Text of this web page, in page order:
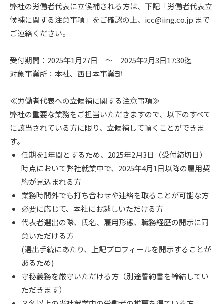
弊社の労働者代表に立候補される方は、下記「労働者代表立
候補に関する注意事項」をご確認の上、icc@iing.co.jp まで
ご連絡ください。
受付期間：2025年1月27日 ～ 2025年2月3日17:30迄
対象事業所：本社、西日本事業部
≪労働者代表への立候補に関する注意事項≫
弊社の重要な業務をご担当いただきますので、以下のすべて
に該当されている方に限り、立候補して頂くことができま
す。
任期を1年間とするため、2025年2月3日（受付締切日）
時点において弊社就業中で、2025年4月1日以降の雇用契
約が見込まれる方
業務時間外でも打ち合わせや連絡を取ることが可能な方
必要に応じて、本社にお越しいただける方
代表者選出の際、氏名、雇用形態、職務経歴の開示に同
意いただける方
(選出手続にあたり、上記プロフィールを開示することが
あるため)
守秘義務を厳守いただける方（別途誓約書を締結してい
ただきます）